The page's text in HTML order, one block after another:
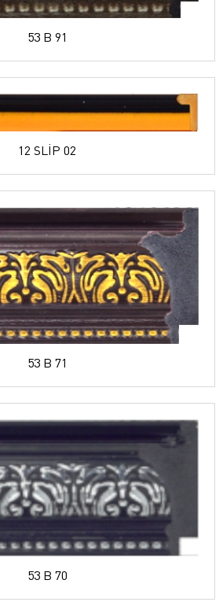
53 B 91
12 SLİP 02
53 B 71
53 B 70